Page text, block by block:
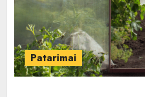
Patarimai